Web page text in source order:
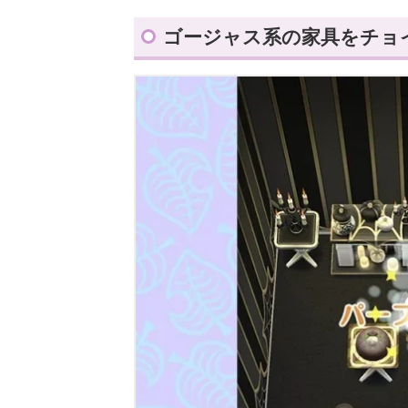
ゴージャス系の家具をチョ